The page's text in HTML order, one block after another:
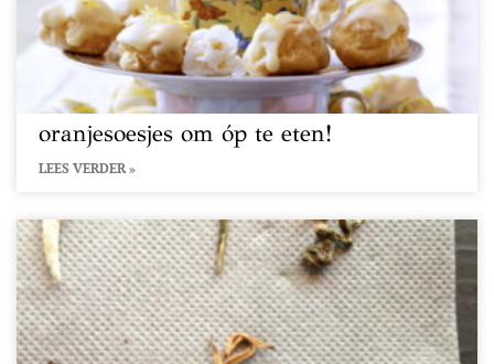
oranjesoesjes om óp te eten!
LEES VERDER »